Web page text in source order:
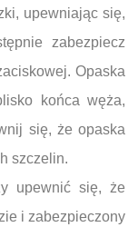
upewniając się,
zabezpiecz
Opaska
końca węża,
się, że opaska
szczelin.
upewnić się, że
i zabezpieczony